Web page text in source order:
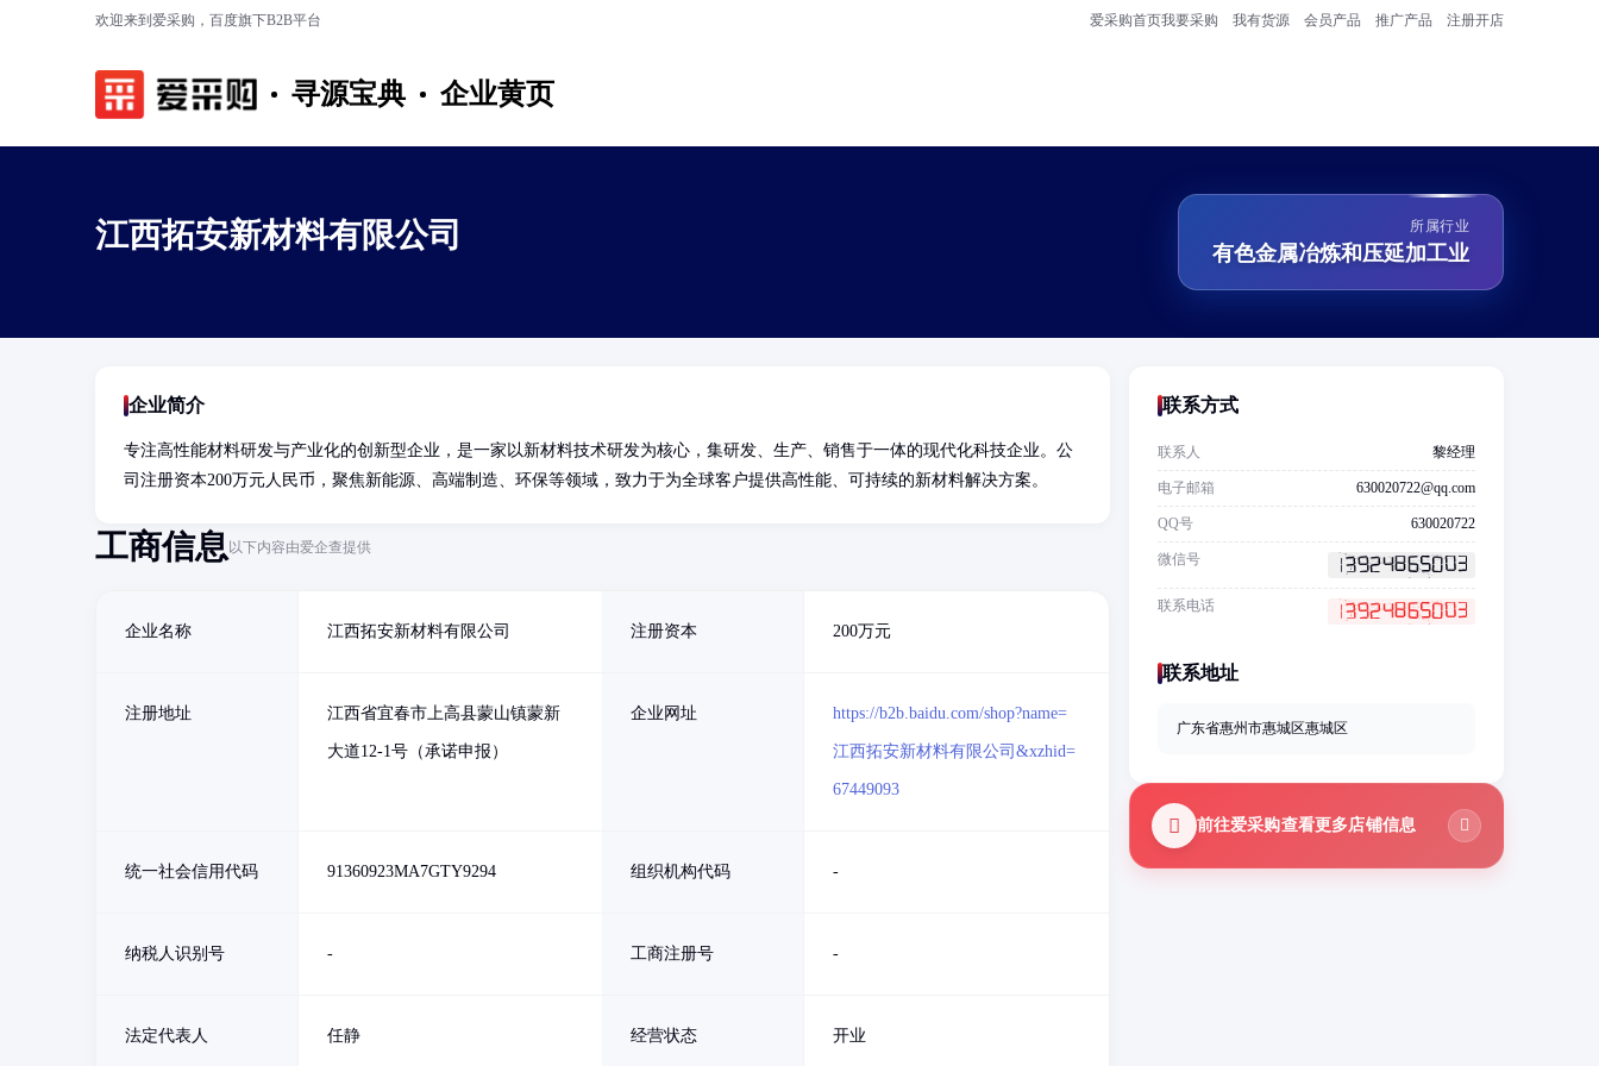
欢迎来到爱采购，百度旗下B2B平台 爱采购首页我要采购 我有货源 会员产品 推广产品 注册开店
寻源宝典 企业黄页
江西拓安新材料有限公司 所属行业
有色金属冶炼和压延加工业
企业简介
专注高性能材料研发与产业化的创新型企业，是一家以新材料技术研发为核心，集研发、生产、销售于一体的现代化科技企业。公
司注册资本200万元人民币，聚焦新能源、高端制造、环保等领域，致力于为全球客户提供高性能、可持续的新材料解决方案。
工商信息以下内容由爱企查提供
企业名称 江西拓安新材料有限公司 注册资本 200万元
注册地址 江西省宜春市上高县蒙山镇蒙新
大道12-1号（承诺申报）
企业网址 https://b2b.baidu.com/shop?name=
江西拓安新材料有限公司&xzhid=
67449093
统一社会信用代码 91360923MA7GTY9294 组织机构代码 -
纳税人识别号 - 工商注册号 -
法定代表人 任静 经营状态 开业
联系方式
联系人 黎经理
电子邮箱 630020722@qq.com
QQ号 630020722
微信号
联系电话
联系地址
广东省惠州市惠城区惠城区
前往爱采购查看更多店铺信息